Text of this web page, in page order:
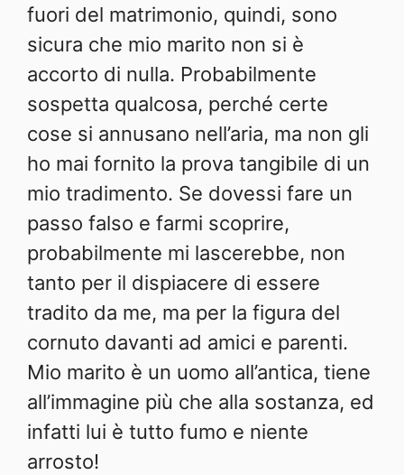
fuori del matrimonio, quindi, sono
sicura che mio marito non si è
accorto di nulla. Probabilmente
sospetta qualcosa, perché certe
cose si annusano nell’aria, ma non gli
ho mai fornito la prova tangibile di un
mio tradimento. Se dovessi fare un
passo falso e farmi scoprire,
probabilmente mi lascerebbe, non
tanto per il dispiacere di essere
tradito da me, ma per la figura del
cornuto davanti ad amici e parenti.
Mio marito è un uomo all’antica, tiene
all’immagine più che alla sostanza, ed
infatti lui è tutto fumo e niente
arrosto!